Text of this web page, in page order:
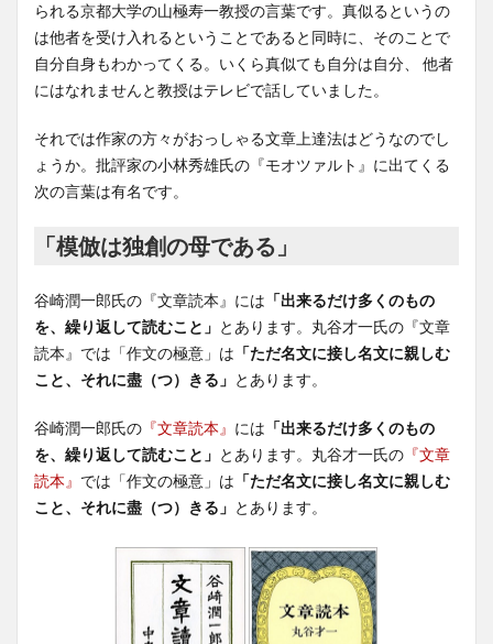
られる京都大学の山極寿一教授の言葉です。真似るというの
は他者を受け入れるということであると同時に、そのことで
自分自身もわかってくる。いくら真似ても自分は自分、 他者
にはなれませんと教授はテレビで話していました。
それでは作家の方々がおっしゃる文章上達法はどうなのでし
ょうか。批評家の小林秀雄氏の『モオツァルト』に出てくる
次の言葉は有名です。
「模倣は独創の母である」
谷崎潤一郎氏の『文章読本』には 「出来るだけ多くのもの
を、繰り返して読むこと」 とあります。丸谷才一氏の『文章
読本』では「作文の極意」は 「ただ名文に接し名文に親しむ
こと、それに盡（つ）きる」 とあります。
谷崎潤一郎氏の 『文章読本』 には 「出来るだけ多くのもの
を、繰り返して読むこと」 とあります。丸谷才一氏の 『文章
読本』 では「作文の極意」は 「ただ名文に接し名文に親しむ
こと、それに盡（つ）きる」 とあります。